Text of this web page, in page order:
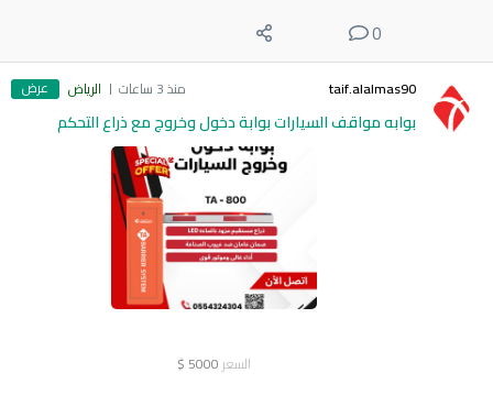
0
taif.alalmas90 منذ 3 ساعات الرياض عرض
بوابه مواقف السيارات بوابة دخول وخروج مع ذراع التحكم
السعر 5000
$